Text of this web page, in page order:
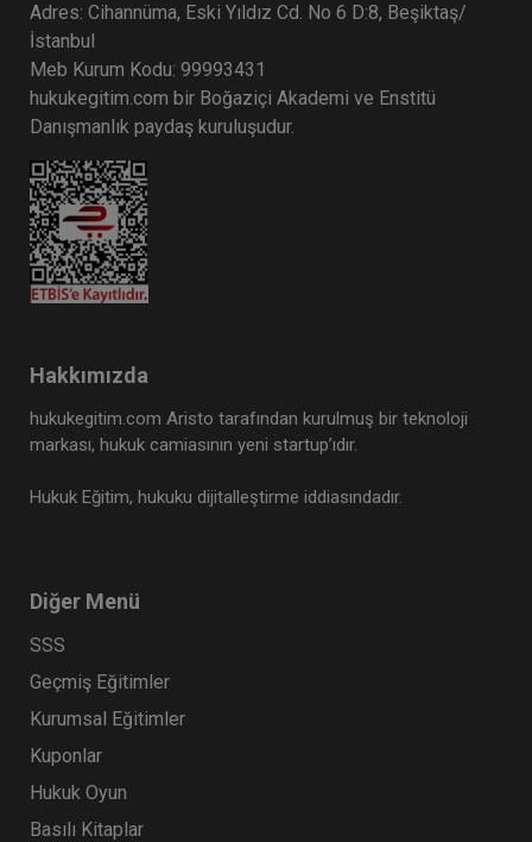
Adres: Cihannüma, Eski Yıldız Cd. No 6 D:8, Beşiktaş/
İstanbul
Meb Kurum Kodu: 99993431
hukukegitim.com bir Boğaziçi Akademi ve Enstitü
Danışmanlık paydaş kuruluşudur.
Hakkımızda
hukukegitim.com Aristo tarafından kurulmuş bir teknoloji
markası, hukuk camiasının yeni startup’ıdır.
Hukuk Eğitim, hukuku dijitalleştirme iddiasındadır.
Diğer Menü
SSS
Geçmiş Eğitimler
Kurumsal Eğitimler
Kuponlar
Hukuk Oyun
Basılı Kitaplar